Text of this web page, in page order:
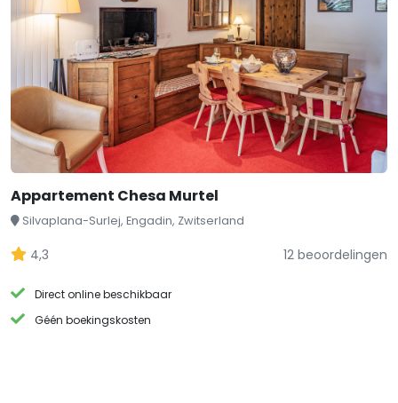
Appartement Chesa Murtel
Silvaplana-Surlej, Engadin, Zwitserland
4,3 12 beoordelingen
Direct online beschikbaar
Géén boekingskosten